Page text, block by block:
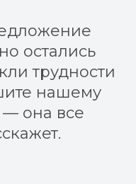
остались
трудности
нашему
— она все